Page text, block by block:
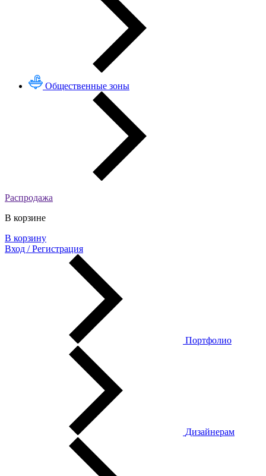
Общественные зоны
Распродажа
В корзине
В корзину
Вход / Регистрация
Портфолио
Дизайнерам